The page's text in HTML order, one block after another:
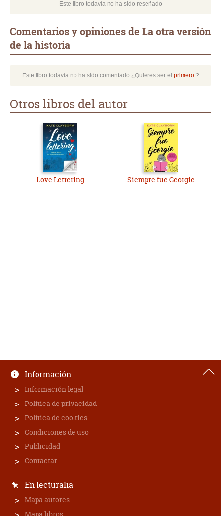
Este libro todavía no ha sido reseñado
Comentarios y opiniones de La otra versión
de la historia
Este libro todavía no ha sido comentado ¿Quieres ser el primero?
Otros libros del autor
Love Lettering Siempre fue Georgie
Información
Información legal
Política de privacidad
Política de cookies
Condiciones de uso
Publicidad
Contactar
En lecturalia
Mapa autores
Mapa libros